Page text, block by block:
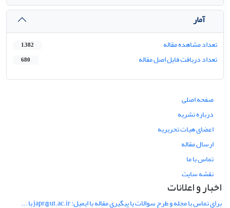
آمار
تعداد مشاهده مقاله 1,382
تعداد دریافت فایل اصل مقاله 680
صفحه اصلی
درباره نشریه
اعضای هیات تحریریه
ارسال مقاله
تماس با ما
نقشه سایت
اخبار و اعلانات
برای تماس با مجله و طرح سوالات یا پیگیری مقاله با ایمیل: japr@ut.ac.ir با ...